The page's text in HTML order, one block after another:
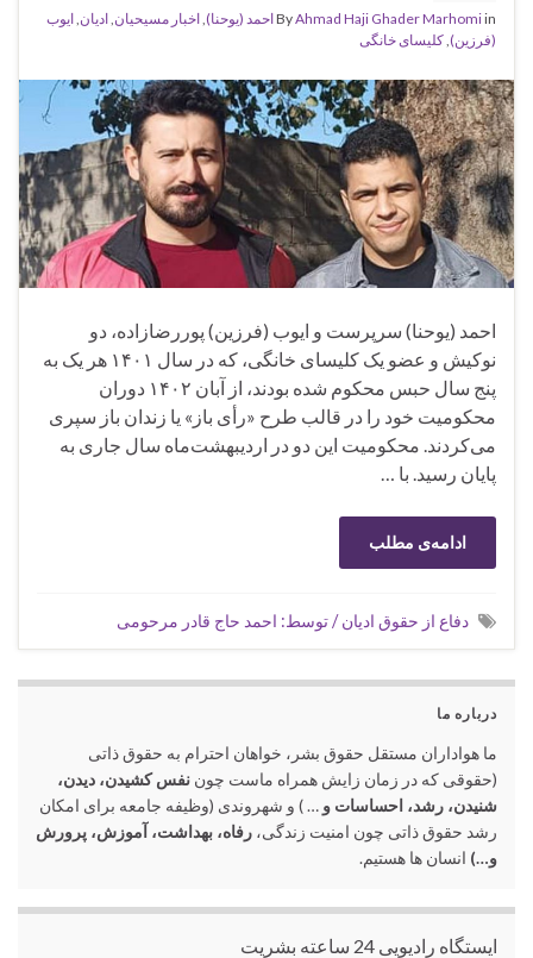
ByAhmad Haji Ghader Marhomiin احمد (یوحنا) اخبار مسیحیان ادیان ایوب
(فرزین) کلیسای خانگی
احمد (یوحنا) سرپرست و ایوب (فرزین) پوررضازاده، دو
نوکیش و عضو یک کلیسای خانگی، که در سال ۱۴۰۱ هر یک به
پنج سال حبس محکوم شده بودند، از آبان ۱۴۰۲ دوران
محکومیت خود را در قالب طرح «رأی باز» یا زندان باز سپری
می‌کردند. محکومیت این دو در اردیبهشت‌ماه سال جاری به
پایان رسید. با …
ادامه‌ی مطلب
دفاع از حقوق ادیان / توسط: احمد حاج قادر مرحومی
درباره ما
ما هواداران مستقل حقوق بشر، خواهان احترام به حقوق ذاتی
(حقوقی که در زمان زایش همراه ماست چون نفس کشیدن، دیدن،
شنیدن، رشد، احساسات و … ) و شهروندی (وظیفه جامعه برای امکان
رشد حقوق ذاتی چون امنیت زندگی، رفاه، بهداشت، آموزش، پرورش
و…) انسان ها هستیم.
ایستگاه رادیویی 24 ساعته بشریت